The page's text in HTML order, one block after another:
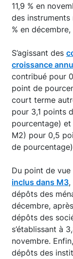
11,9 % en
des instruments
% en
S’agissant des
croissance
contribué pour
point de
court terme
pour 3,1 points
pourcentage)
M2) pour 0,5
de
Du point de
inclus dans M3,
dépôts des
décembre,
dépôts des
s’établissant à
novembre.
dépôts des